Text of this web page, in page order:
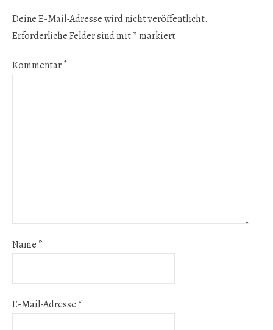
Deine E-Mail-Adresse wird nicht veröffentlicht.
Erforderliche Felder sind mit* markiert
Kommentar*
Name *
E-Mail-Adresse *